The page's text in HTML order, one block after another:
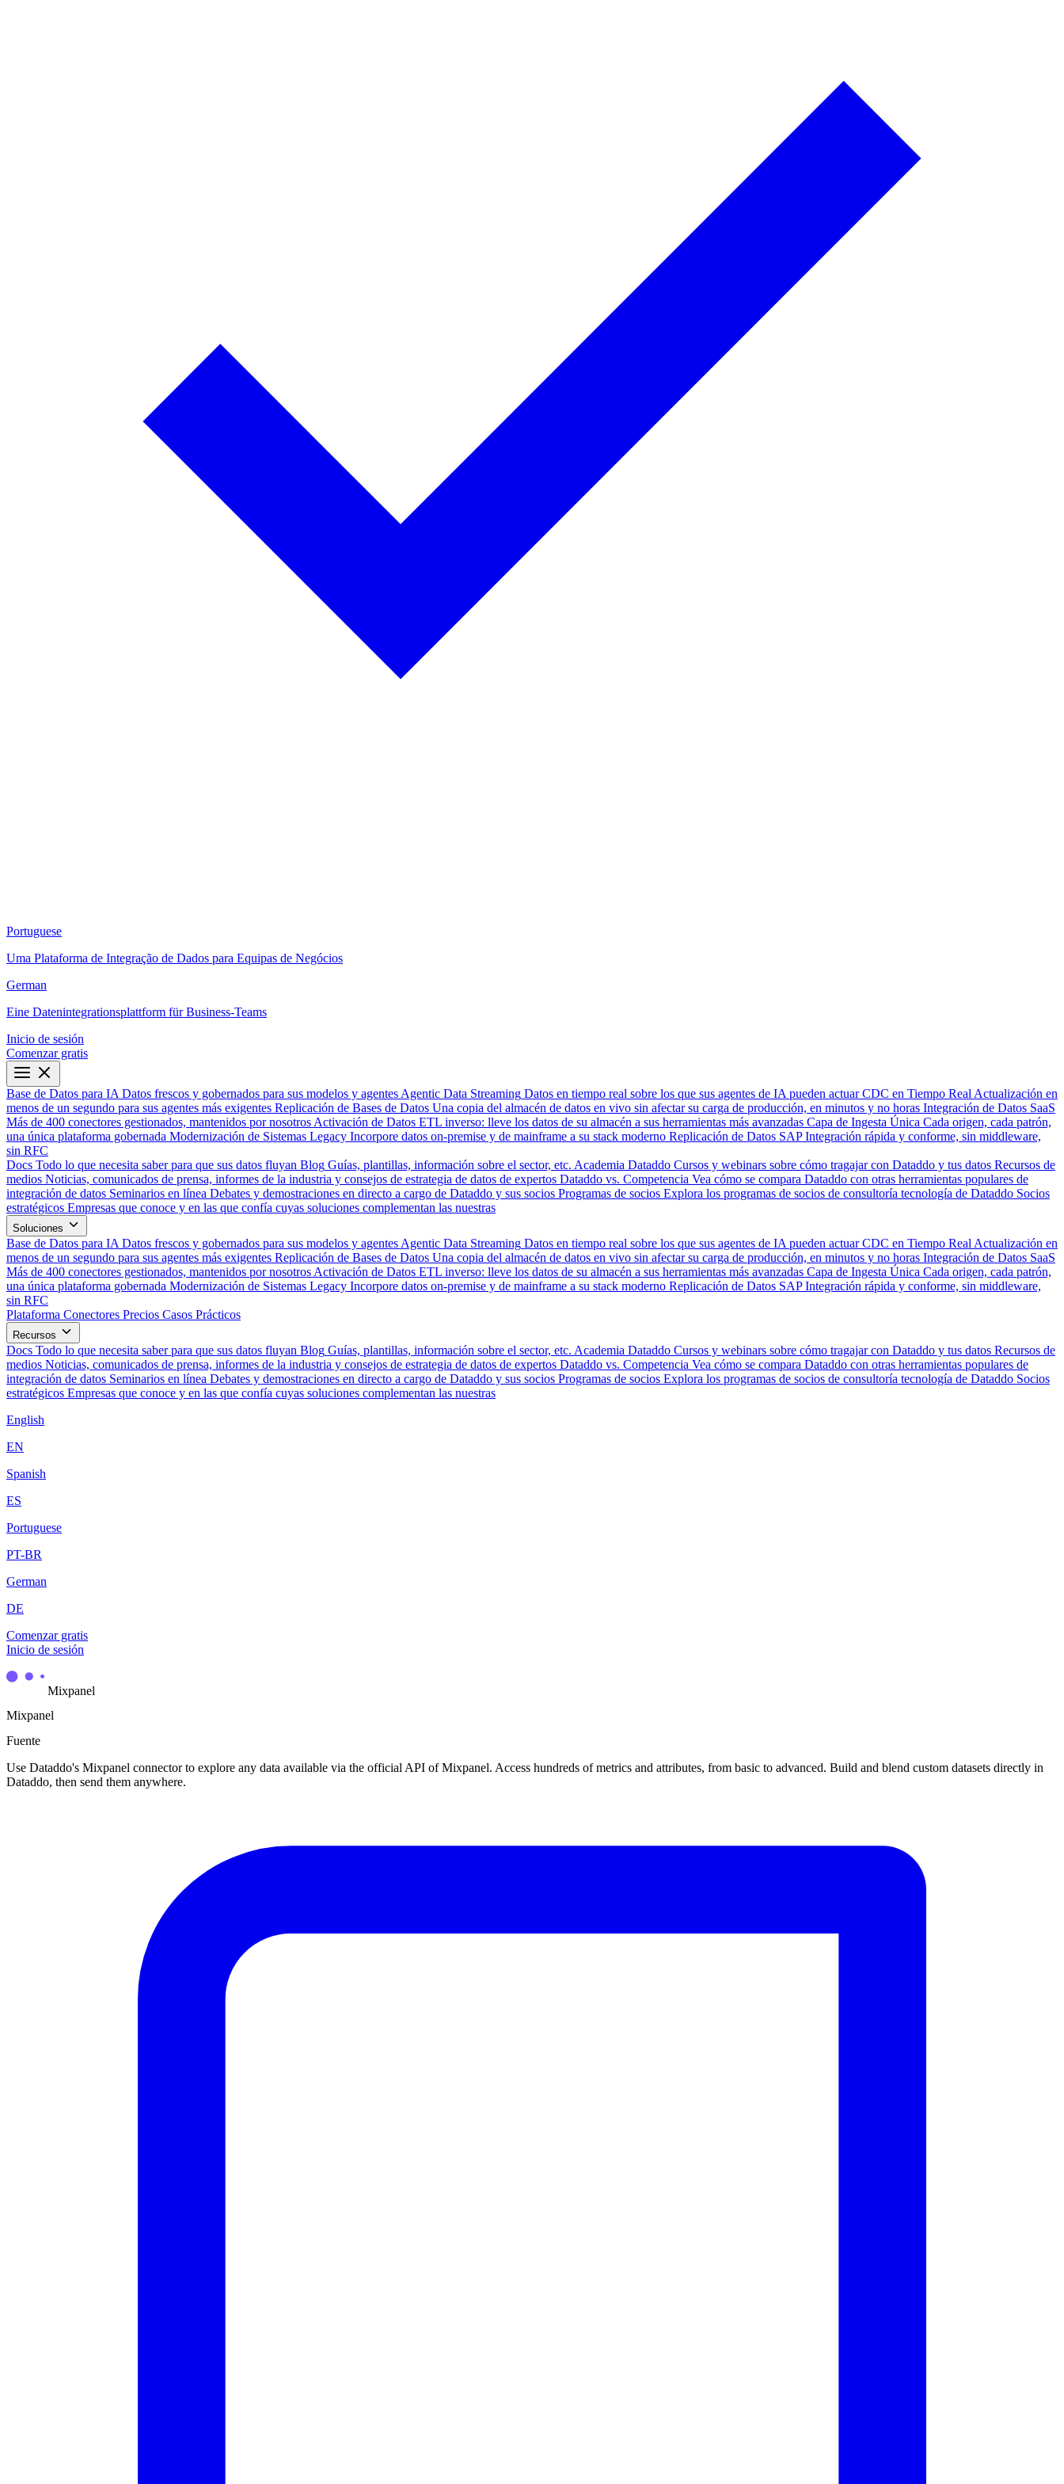
Portuguese
Uma Plataforma de Integração de Dados para Equipas de Negócios
German
Eine Datenintegrationsplattform für Business-Teams
Inicio de sesión
Comenzar gratis
Base de Datos para IA Datos frescos y gobernados para sus modelos y agentes Agentic Data Streaming Datos en tiempo real sobre los que sus agentes de IA pueden actuar CDC en Tiempo Real Actualización en
menos de un segundo para sus agentes más exigentes Replicación de Bases de Datos Una copia del almacén de datos en vivo sin afectar su carga de producción, en minutos y no horas Integración de Datos SaaS
Más de 400 conectores gestionados, mantenidos por nosotros Activación de Datos ETL inverso: lleve los datos de su almacén a sus herramientas más avanzadas Capa de Ingesta Única Cada origen, cada patrón,
una única plataforma gobernada Modernización de Sistemas Legacy Incorpore datos on-premise y de mainframe a su stack moderno Replicación de Datos SAP Integración rápida y conforme, sin middleware,
sin RFC
Docs Todo lo que necesita saber para que sus datos fluyan Blog Guías, plantillas, información sobre el sector, etc. Academia Dataddo Cursos y webinars sobre cómo tragajar con Dataddo y tus datos Recursos de
medios Noticias, comunicados de prensa, informes de la industria y consejos de estrategia de datos de expertos Dataddo vs. Competencia Vea cómo se compara Dataddo con otras herramientas populares de
integración de datos Seminarios en línea Debates y demostraciones en directo a cargo de Dataddo y sus socios Programas de socios Explora los programas de socios de consultoría tecnología de Dataddo Socios
estratégicos Empresas que conoce y en las que confía cuyas soluciones complementan las nuestras
Soluciones
Base de Datos para IA Datos frescos y gobernados para sus modelos y agentes Agentic Data Streaming Datos en tiempo real sobre los que sus agentes de IA pueden actuar CDC en Tiempo Real Actualización en
menos de un segundo para sus agentes más exigentes Replicación de Bases de Datos Una copia del almacén de datos en vivo sin afectar su carga de producción, en minutos y no horas Integración de Datos SaaS
Más de 400 conectores gestionados, mantenidos por nosotros Activación de Datos ETL inverso: lleve los datos de su almacén a sus herramientas más avanzadas Capa de Ingesta Única Cada origen, cada patrón,
una única plataforma gobernada Modernización de Sistemas Legacy Incorpore datos on-premise y de mainframe a su stack moderno Replicación de Datos SAP Integración rápida y conforme, sin middleware,
sin RFC
Plataforma Conectores Precios Casos Prácticos
Recursos
Docs Todo lo que necesita saber para que sus datos fluyan Blog Guías, plantillas, información sobre el sector, etc. Academia Dataddo Cursos y webinars sobre cómo tragajar con Dataddo y tus datos Recursos de
medios Noticias, comunicados de prensa, informes de la industria y consejos de estrategia de datos de expertos Dataddo vs. Competencia Vea cómo se compara Dataddo con otras herramientas populares de
integración de datos Seminarios en línea Debates y demostraciones en directo a cargo de Dataddo y sus socios Programas de socios Explora los programas de socios de consultoría tecnología de Dataddo Socios
estratégicos Empresas que conoce y en las que confía cuyas soluciones complementan las nuestras
English
EN
Spanish
ES
Portuguese
PT-BR
German
DE
Comenzar gratis
Inicio de sesión
Mixpanel
Mixpanel
Fuente
Use Dataddo's Mixpanel connector to explore any data available via the official API of Mixpanel. Access hundreds of metrics and attributes, from basic to advanced. Build and blend custom datasets directly in
Dataddo, then send them anywhere.